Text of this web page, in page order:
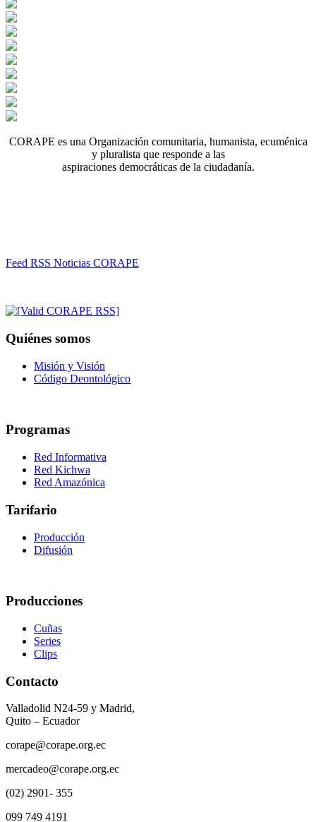
CORAPE es una Organización comunitaria, humanista, ecuménica
y pluralista que responde a las
aspiraciones democráticas de la ciudadanía.
Feed RSS Noticias CORAPE
Quiénes somos
Misión y Visión
Código Deontológico
Programas
Red Informativa
Red Kichwa
Red Amazónica
Tarifario
Producción
Difusión
Producciones
Cuñas
Series
Clips
Contacto
Valladolid N24-59 y Madrid,
Quito – Ecuador
corape@corape.org.ec
mercadeo@corape.org.ec
(02) 2901- 355
099 749 4191